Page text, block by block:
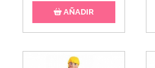
AÑADIR